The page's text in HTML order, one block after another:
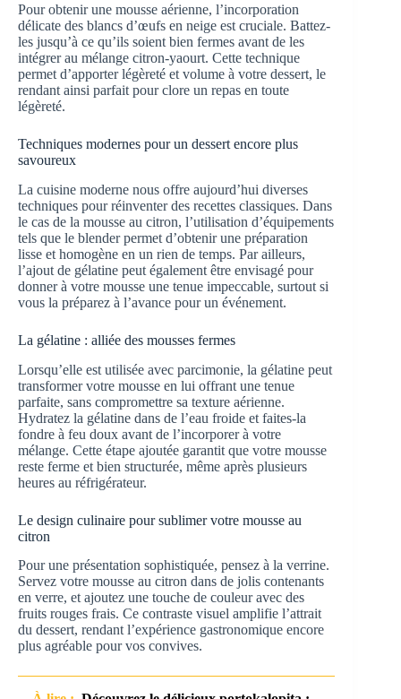
Pour obtenir une mousse aérienne, l’incorporation
délicate des blancs d’œufs en neige est cruciale. Battez-
les jusqu’à ce qu’ils soient bien fermes avant de les
intégrer au mélange citron-yaourt. Cette technique
permet d’apporter légèreté et volume à votre dessert, le
rendant ainsi parfait pour clore un repas en toute
légèreté.
Techniques modernes pour un dessert encore plus
savoureux
La cuisine moderne nous offre aujourd’hui diverses
techniques pour réinventer des recettes classiques. Dans
le cas de la mousse au citron, l’utilisation d’équipements
tels que le blender permet d’obtenir une préparation
lisse et homogène en un rien de temps. Par ailleurs,
l’ajout de gélatine peut également être envisagé pour
donner à votre mousse une tenue impeccable, surtout si
vous la préparez à l’avance pour un événement.
La gélatine : alliée des mousses fermes
Lorsqu’elle est utilisée avec parcimonie, la gélatine peut
transformer votre mousse en lui offrant une tenue
parfaite, sans compromettre sa texture aérienne.
Hydratez la gélatine dans de l’eau froide et faites-la
fondre à feu doux avant de l’incorporer à votre
mélange. Cette étape ajoutée garantit que votre mousse
reste ferme et bien structurée, même après plusieurs
heures au réfrigérateur.
Le design culinaire pour sublimer votre mousse au
citron
Pour une présentation sophistiquée, pensez à la verrine.
Servez votre mousse au citron dans de jolis contenants
en verre, et ajoutez une touche de couleur avec des
fruits rouges frais. Ce contraste visuel amplifie l’attrait
du dessert, rendant l’expérience gastronomique encore
plus agréable pour vos convives.